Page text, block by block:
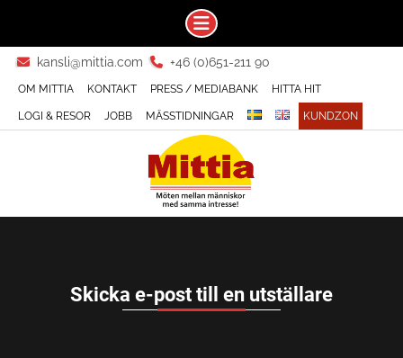
Skip
content
kansli@mittia.com +46 (0)651-211 90
OM MITTIA KONTAKT PRESS / MEDIABANK HITTA HIT
LOGI & RESOR JOBB MÄSSTIDNINGAR KUNDZON
Skicka e-post till en utställare